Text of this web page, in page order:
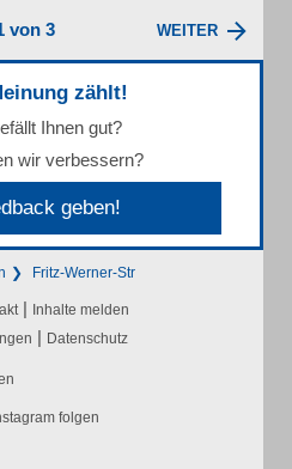
von 3 WEITER
zählt!
Ihnen gut?
wir verbessern?
geben!
Fritz-Werner-Str
| Inhalte melden
| Datenschutz
folgen